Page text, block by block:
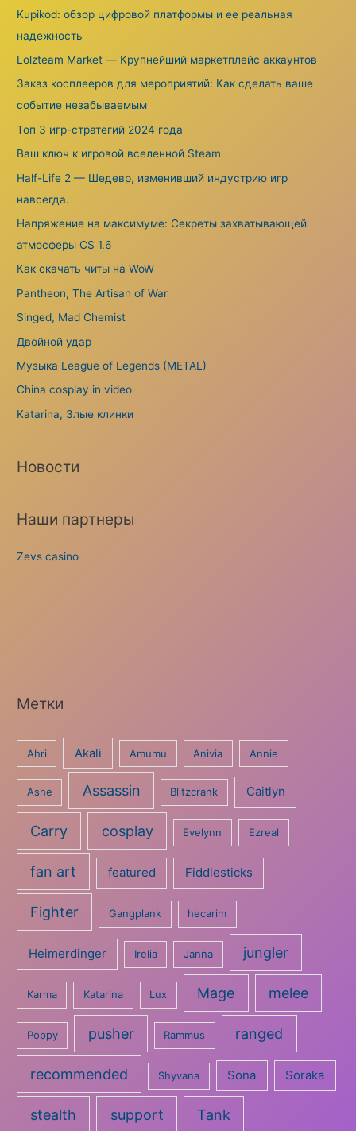
r
Kupikod: обзор цифровой платформы и ее реальная
надежность
Lolzteam Market — Крупнейший маркетплейс аккаунтов
Заказ косплееров для мероприятий: Как сделать ваше
событие незабываемым
Топ 3 игр-стратегий 2024 года
Ваш ключ к игровой вселенной Steam
Half-Life 2 — Шедевр, изменивший индустрию игр
навсегда.
Напряжение на максимуме: Секреты захватывающей
атмосферы CS 1.6
Как скачать читы на WoW
Pantheon, The Artisan of War
Singed, Mad Chemist
Двойной удар
Музыка League of Legends (METAL)
China cosplay in video
Katarina, Злые клинки
Новости
Наши партнеры
Zevs casino
Метки
Ahri Akali Amumu Anivia Annie
Ashe Assassin Blitzcrank Caitlyn
Carry cosplay Evelynn Ezreal
fan art featured Fiddlesticks
Fighter Gangplank hecarim
Heimerdinger Irelia Janna jungler
Karma Katarina Lux Mage melee
Poppy pusher Rammus ranged
recommended Shyvana Sona Soraka
stealth support Tank